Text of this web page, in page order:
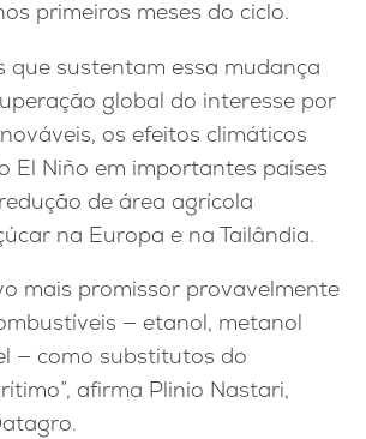
primeiros meses do ciclo.
que sustentam essa mudança
global do interesse por
os efeitos climáticos
El Niño em importantes países
de área agrícola
na Europa e na Tailândia.
mais promissor provavelmente
— etanol, metanol
— como substitutos do
afirma Plinio Nastari,